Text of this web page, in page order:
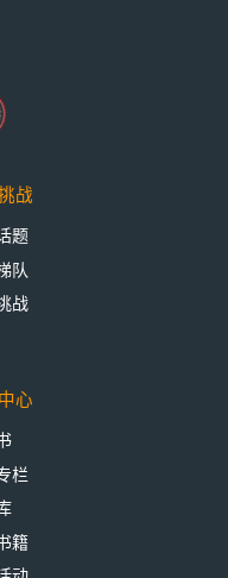
战
题
队
战
心
栏
籍